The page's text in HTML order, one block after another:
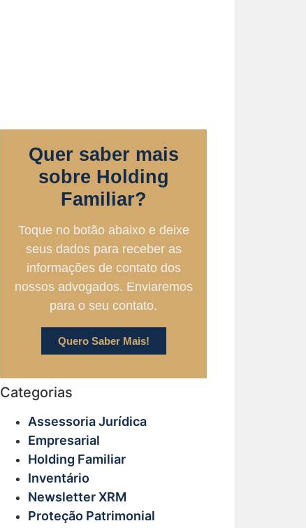
Quer saber mais
sobre Holding
Familiar?
Toque no botão abaixo e deixe
seus dados para receber as
informações de contato dos
nossos advogados. Enviaremos
para o seu contato.
Quero Saber Mais!
Categorias
Assessoria Jurídica
Empresarial
Holding Familiar
Inventário
Newsletter XRM
Proteção Patrimonial